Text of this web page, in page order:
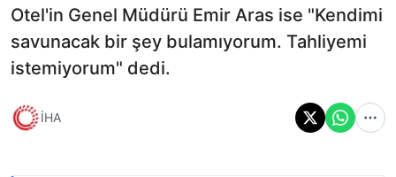
Otel'in Genel Müdürü Emir Aras ise "Kendimi
savunacak bir şey bulamıyorum. Tahliyemi
istemiyorum" dedi.
İHA